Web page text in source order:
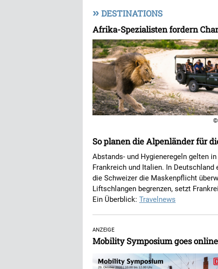
» DESTINATIONS
Afrika-Spezialisten fordern
So planen die Alpenländer für
Abstands- und Hygieneregeln gelten
Frankreich und Italien. In
die Schweizer die Maskenpflicht
Liftschlangen begrenzen, setzt
Ein Überblick: Travelnews
ANZEIGE
Mobility Symposium goes